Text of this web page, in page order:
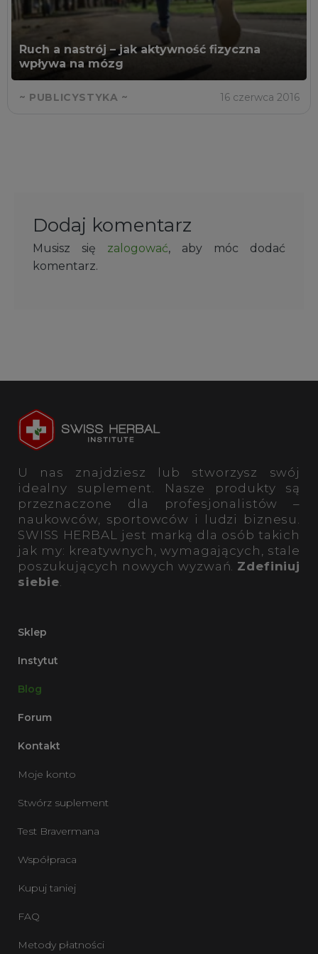
Ruch a nastrój – jak aktywność fizyczna
wpływa na mózg
~ PUBLICYSTYKA ~ 16 czerwca 2016
Dodaj komentarz
Musisz się zalogować, aby móc dodać
komentarz.
U nas znajdziesz lub stworzysz swój
idealny suplement. Nasze produkty są
przeznaczone dla profesjonalistów –
naukowców, sportowców i ludzi biznesu.
SWISS HERBAL jest marką dla osób takich
jak my: kreatywnych, wymagających, stale
poszukujących nowych wyzwań. Zdefiniuj
siebie
Sklep
Instytut
Blog
Forum
Kontakt
Moje konto
Stwórz suplement
Test Bravermana
Współpraca
Kupuj taniej
FAQ
Metody płatności